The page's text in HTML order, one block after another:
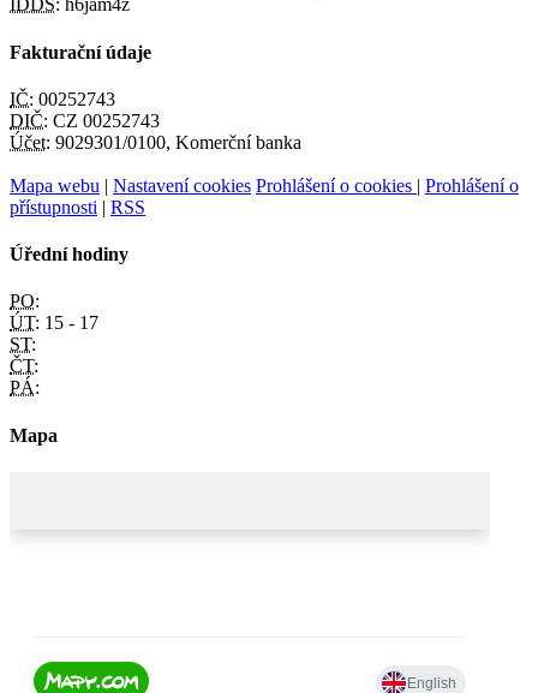
IDDS: h6jam4z
Fakturační údaje
IČ: 00252743
DIČ: CZ 00252743
Účet: 9029301/0100, Komerční banka
Mapa webu | Nastavení cookies Prohlášení o cookies | Prohlášení o
přístupnosti | RSS
Úřední hodiny
PO:
ÚT: 15 - 17
ST:
ČT:
PÁ:
Mapa